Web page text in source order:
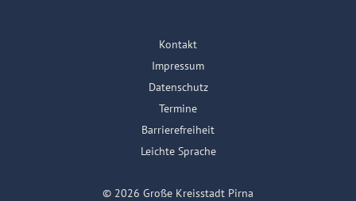
Kontakt
Impressum
Datenschutz
Termine
Barrierefreiheit
Leichte Sprache
© 2026 Große Kreisstadt Pirna